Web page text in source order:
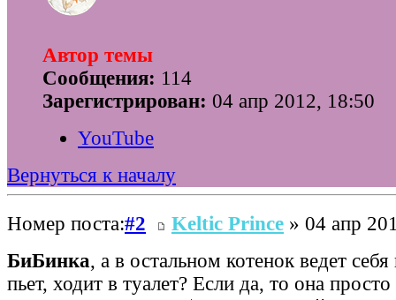
Автор темы
Сообщения: 114
Зарегистрирован: 04 апр 2012, 18:50
YouTube
Вернуться к началу
Номер поста:#2 Keltic Prince » 04 апр
БиБинка, а в остальном котенок ведет
пьет, ходит в туалет? Если да, то она просто